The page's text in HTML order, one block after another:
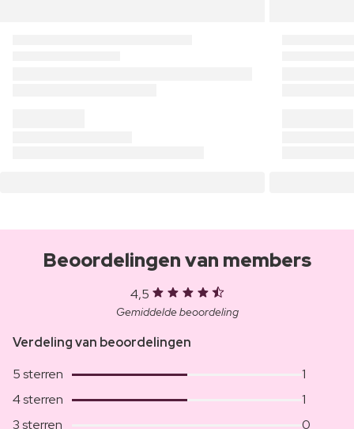
Beoordelingen van members
4,5
Gemiddelde beoordeling
Verdeling van beoordelingen
5 sterren
1
4 sterren
1
3 sterren
0